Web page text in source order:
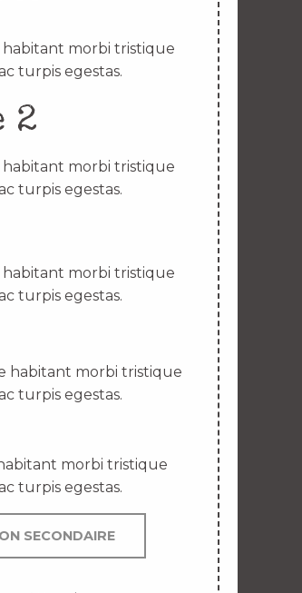
morbi tristique
turpis egestas.
2
morbi tristique
turpis egestas.
morbi tristique
turpis egestas.
habitant morbi tristique
turpis egestas.
morbi tristique
turpis egestas.
SECONDAIRE